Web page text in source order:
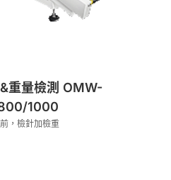
重量檢測 OMW-
1000
，檢針加檢重